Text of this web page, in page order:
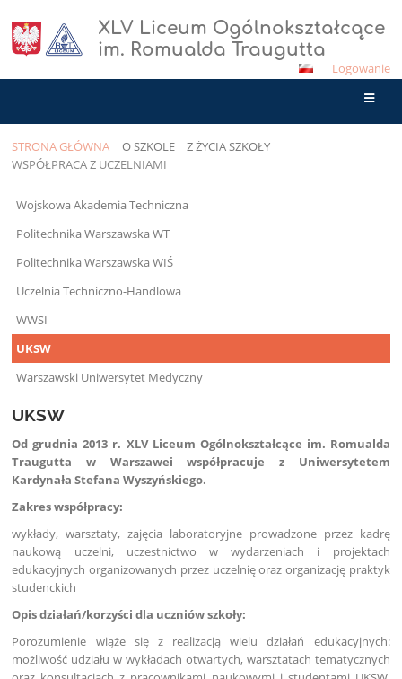
XLV Liceum Ogólnokształcące
im. Romualda Traugutta
Logowanie
STRONA GŁÓWNA O SZKOLE
Z ŻYCIA SZKOŁY
WSPÓŁPRACA Z UCZELNIAMI
Współpraca
Wojskowa Akademia Techniczna
Politechnika Warszawska WT
Politechnika Warszawska WIŚ
Uczelnia Techniczno-Handlowa
WWSI
UKSW
Warszawski Uniwersytet Medyczny
UKSW
Od grudnia 2013 r. XLV Liceum Ogólnokształcące im. Romualda
Traugutta w Warszawei współpracuje z Uniwersytetem
Kardynała Stefana Wyszyńskiego.
Zakres współpracy:
wykłady, warsztaty, zajęcia laboratoryjne prowadzone przez kadrę
naukową uczelni, uczestnictwo w wydarzeniach i projektach
edukacyjnych organizowanych przez uczelnię oraz organizację praktyk
studenckich
Opis działań/korzyści dla uczniów szkoły:
Porozumienie wiąże się z realizacją wielu działań edukacyjnych:
możliwość udziału w wykładach otwartych, warsztatach tematycznych